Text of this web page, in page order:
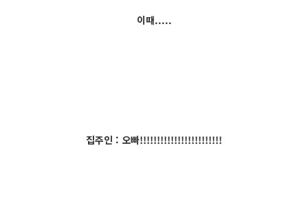
이때.....
집주인 : 오빠!!!!!!!!!!!!!!!!!!!!!!!!